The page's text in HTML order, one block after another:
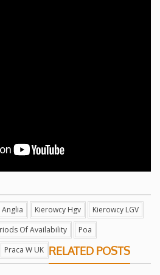
Kierowcy Hgv
Kierowcy LGV
Of Availability
Poa
Praca W UK RELATED POSTS